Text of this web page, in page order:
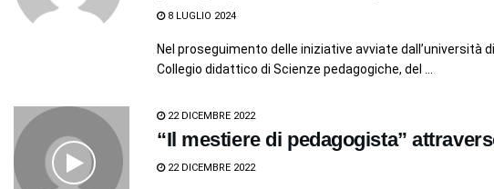
8 LUGLIO 2024
Nel proseguimento delle iniziative avviate dall’università
Collegio didattico di Scienze pedagogiche, del ...
22 DICEMBRE 2022
“Il mestiere di pedagogista”
22 DICEMBRE 2022